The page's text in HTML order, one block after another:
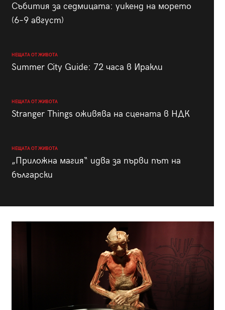
Събития за седмицата: уикенд на морето
(6–9 август)
НЕЩАТА ОТ ЖИВОТА
Summer City Guide: 72 часа в Иракли
НЕЩАТА ОТ ЖИВОТА
Stranger Things оживява на сцената в НДК
НЕЩАТА ОТ ЖИВОТА
„Приложна магия“ идва за първи път на
български